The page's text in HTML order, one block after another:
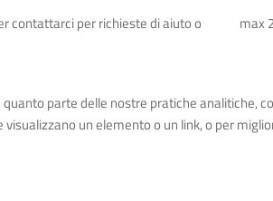
contattarci per richieste di aiuto o
max
parte delle nostre pratiche analitiche,
un elemento o un link, o per